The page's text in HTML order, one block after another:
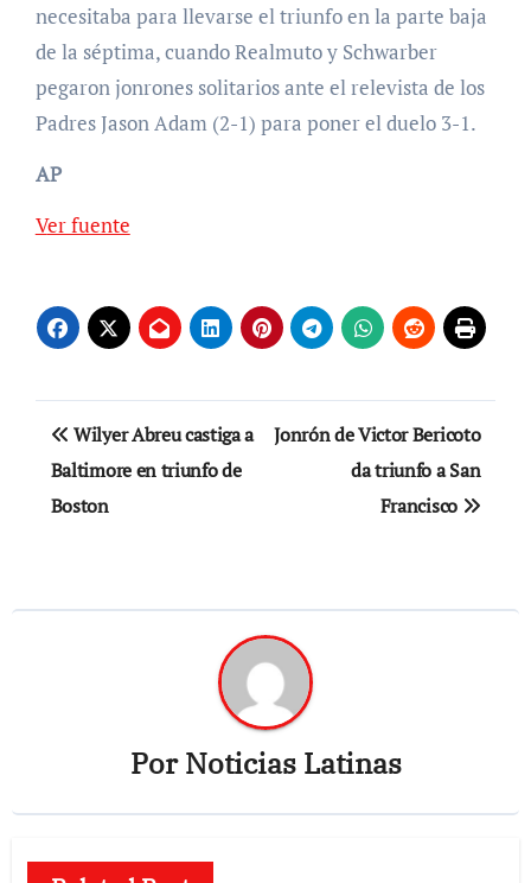
necesitaba para llevarse el triunfo en la parte baja
de la séptima, cuando Realmuto y Schwarber
pegaron jonrones solitarios ante el relevista de los
Padres Jason Adam (2-1) para poner el duelo 3-1.
AP
Ver fuente
Navegación
de
entradas
Wilyer Abreu castiga a
Baltimore en triunfo de
Boston
Jonrón de Victor Bericoto
da triunfo a San
Francisco
PorNoticias Latinas